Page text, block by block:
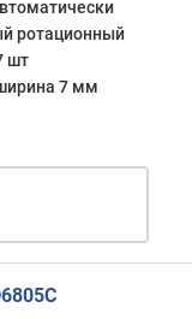
ротационный
шт
7 мм